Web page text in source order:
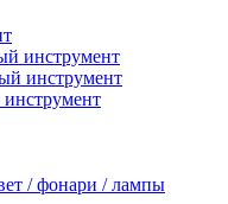
инструмент
инструмент
/ фонари / лампы